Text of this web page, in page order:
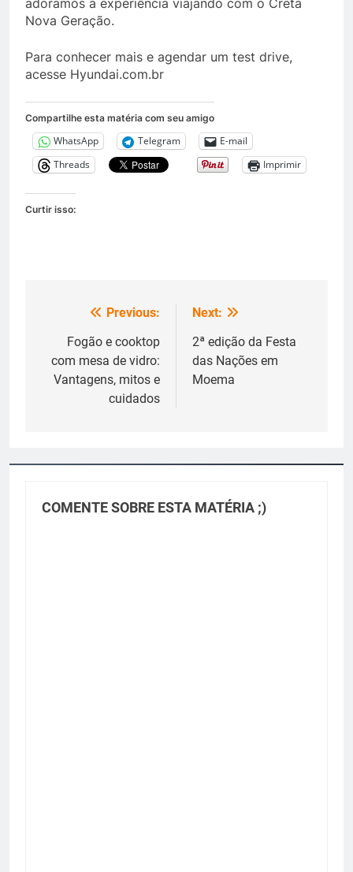
Nova Geração.
Para conhecer mais e agendar um test drive,
acesse Hyundai.com.br
Compartilhe esta matéria com seu amigo
WhatsApp Telegram
E-mail
Threads
Imprimir
Curtir isso:
Navegação
Post
Previous:
Fogão e cooktop
com mesa de vidro:
Vantagens, mitos e
cuidados
Next:
2ª edição da Festa
das Nações em
Moema
COMENTE SOBRE ESTA MATÉRIA ;)